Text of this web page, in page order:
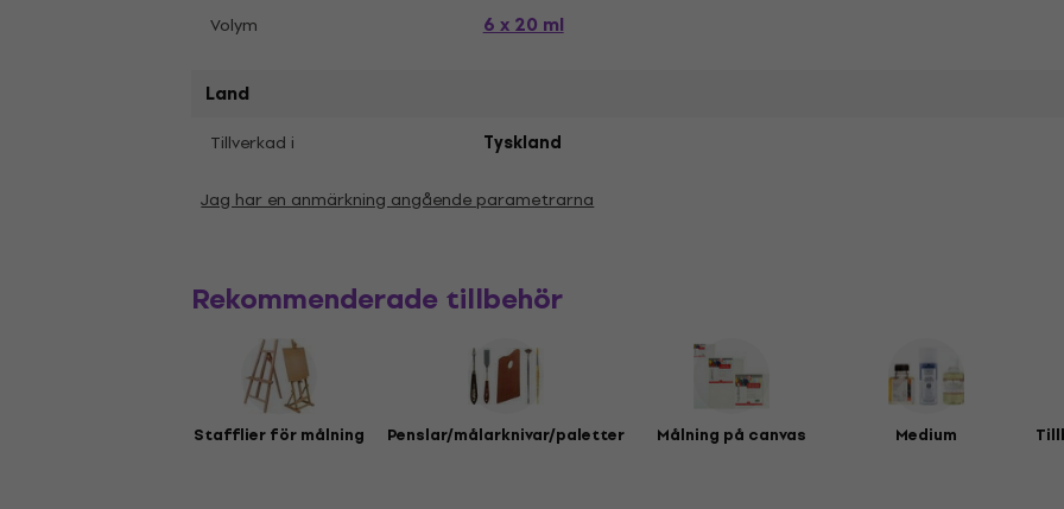
Volym 6 x 20 ml
Land
Tillverkad i Tyskland
Jag har en anmärkning angående parametrarna
Rekommenderade tillbehör
Stafflier för målning Penslar/målarknivar/paletter Målning på canvas Medium